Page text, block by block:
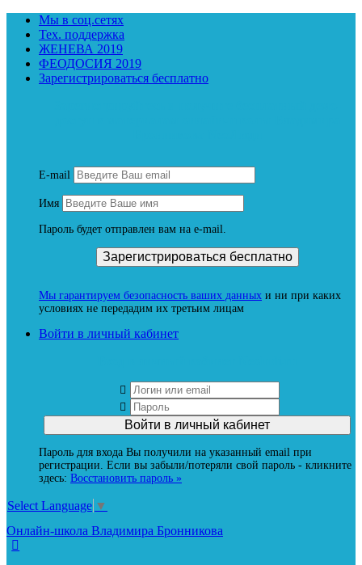
Мы в соц.сетях
Тех. поддержка
ЖЕНЕВА 2019
ФЕОДОСИЯ 2019
Зарегистрироваться бесплатно
E-mail
Имя
Пароль будет отправлен вам на e-mail.
Мы гарантируем безопасность ваших данных и ни при каких
условиях не передадим их третьим лицам
Войти в личный кабинет
Пароль для входа Вы получили на указанный email при
регистрации. Если вы забыли/потеряли свой пароль - кликните
здесь: Восстановить пароль »
Select Language ▼
Онлайн-школа Владимира Бронникова